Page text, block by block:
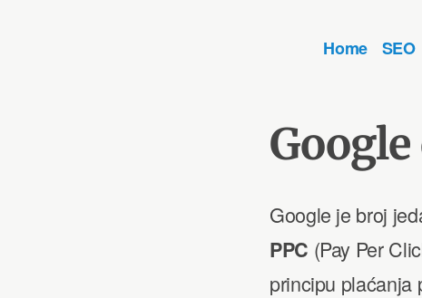
Ekspert za
Home SEO
Google je broj
PPC (Pay Per
principu plaćanja